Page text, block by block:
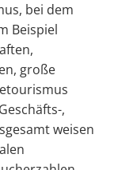
bei dem
Beispiel
große
,
weisen